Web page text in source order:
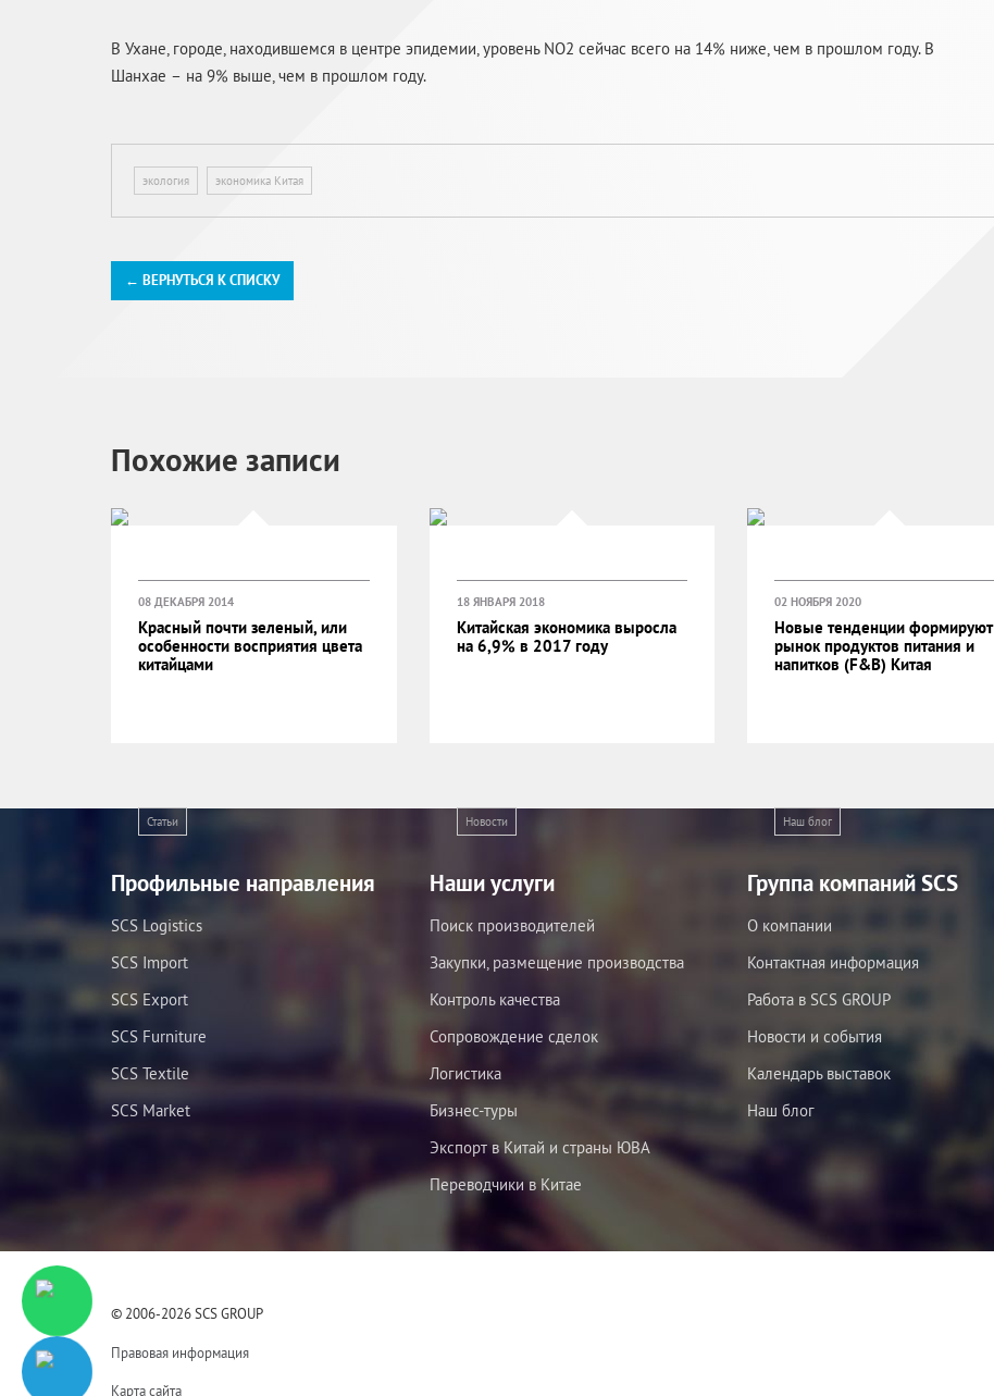
В Ухане, городе, находившемся в центре эпидемии, уровень NO2 сейчас всего на 14% ниже, чем в прошлом году. В
Шанхае – на 9% выше, чем в прошлом году.
экология экономика Китая
← ВЕРНУТЬСЯ К СПИСКУ
Похожие записи
Статьи
08 ДЕКАБРЯ 2014
Красный почти зеленый, или
особенности восприятия цвета
китайцами
Новости
18 ЯНВАРЯ 2018
Китайская экономика выросла
на 6,9% в 2017 году
Наш блог
02 НОЯБРЯ 2020
Новые тенденции формируют
рынок продуктов питания и
напитков (F&B) Китая
Профильные направления
SCS Logistics
SCS Import
SCS Export
SCS Furniture
SCS Textile
SCS Market
Наши услуги
Поиск производителей
Закупки, размещение производства
Контроль качества
Сопровождение сделок
Логистика
Бизнес-туры
Экспорт в Китай и страны ЮВА
Переводчики в Китае
Группа компаний SCS
О компании
Контактная информация
Работа в SCS GROUP
Новости и события
Календарь выставок
Наш блог
© 2006-2026 SCS GROUP
Правовая информация
Карта сайта